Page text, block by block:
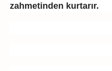
zahmetinden kurtarır.